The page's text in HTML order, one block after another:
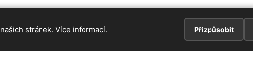
stránek. Více informací. Přizpůsobit